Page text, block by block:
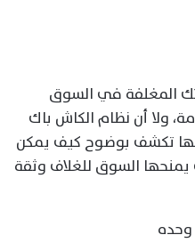
المغلفة في السوق
ولا أن نظام الكاش باك
تكشف بوضوح كيف يمكن
يمنحها السوق للغلاف وثقة